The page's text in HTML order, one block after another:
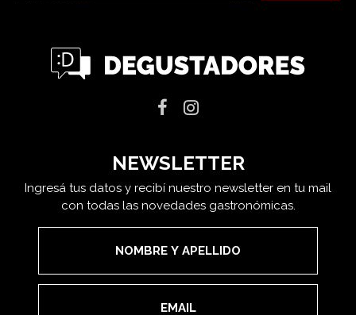
NEWSLETTER
Ingresá tus datos y recibí nuestro newsletter en tu mail
con todas las novedades gastronómicas.